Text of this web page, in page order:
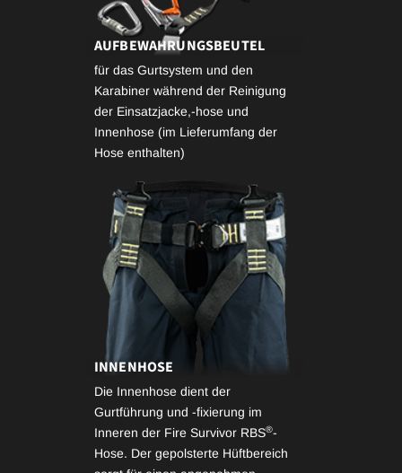
AUFBEWAHRUNGSBEUTEL
für das Gurtsystem und den
Karabiner während der Reinigung
der Einsatzjacke,-hose und
Innenhose (im Lieferumfang der
Hose enthalten)
INNENHOSE
Die Innenhose dient der
Gurtführung und -fixierung im
Inneren der Fire Survivor RBS®-
Hose. Der gepolsterte Hüftbereich